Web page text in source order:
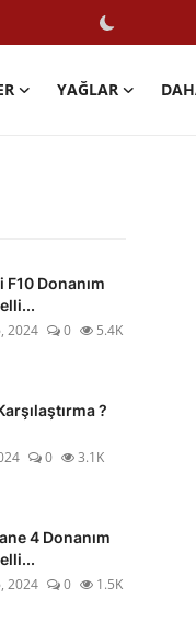
YAĞLAR
Donanım
2024 0 5.4K
?
0 3.1K
4 Donanım
2024 0 1.5K